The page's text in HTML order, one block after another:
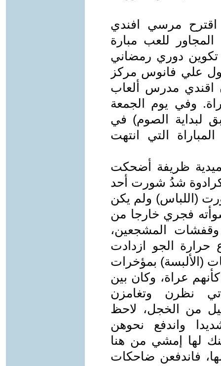
اقترح مرسي افندي
للعب مبارة
تكوين دوري رمضاني
علي فانوس مركز
اقندي مدرس ألعاب
وفي يوم الجمعة
السابق لبداية الصوم) في
التي انتهت
ظريفة أضحكت
شدُ شورت أحد
(اللباس) ولم يكن
فجري خارجا من
المشجعين،
الجو ازدادت
(الألبسة) بمؤخرات
عراة، وكان بين
نظرن وتغامزن
من الخجل، لاحظ
واندفع نحوهن
لها إمشي من هنا
فاندفعن ضاحكات